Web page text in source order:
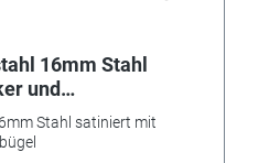
16mm Stahl
und
Stahl satiniert mit